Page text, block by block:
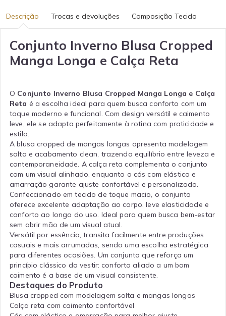
Descrição Trocas e devoluções Composição Tecido
Conjunto Inverno Blusa Cropped
Manga Longa e Calça Reta
O Conjunto Inverno Blusa Cropped Manga Longa e Calça
Reta é a escolha ideal para quem busca conforto com um
toque moderno e funcional. Com design versátil e caimento
leve, ele se adapta perfeitamente à rotina com praticidade e
estilo.
A blusa cropped de mangas longas apresenta modelagem
solta e acabamento clean, trazendo equilíbrio entre leveza e
contemporaneidade. A calça reta complementa o conjunto
com um visual alinhado, enquanto o cós com elástico e
amarração garante ajuste confortável e personalizado.
Confeccionado em tecido de toque macio, o conjunto
oferece excelente adaptação ao corpo, leve elasticidade e
conforto ao longo do uso. Ideal para quem busca bem-estar
sem abrir mão de um visual atual.
Versátil por essência, transita facilmente entre produções
casuais e mais arrumadas, sendo uma escolha estratégica
para diferentes ocasiões. Um conjunto que reforça um
princípio clássico do vestir: conforto aliado a um bom
caimento é a base de um visual consistente.
Destaques do Produto
Blusa cropped com modelagem solta e mangas longas
Calça reta com caimento confortável